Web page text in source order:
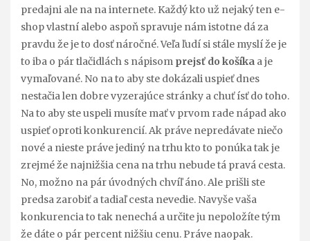
predajni ale na na internete. Každý kto už nejaký ten e-
shop vlastní alebo aspoň spravuje nám istotne dá za
pravdu že je to dosť náročné. Veľa ľudí si stále myslí že je
to iba o pár tlačidlách s nápisom prejsť do košíka a je
vymaľované. No na to aby ste dokázali uspieť dnes
nestačia len dobre vyzerajúce stránky a chuť ísť do toho.
Na to aby ste uspeli musíte mať v prvom rade nápad ako
uspieť oproti konkurencií. Ak práve nepredávate niečo
nové a nieste práve jediný na trhu kto to ponúka tak je
zrejmé že najnižšia cena na trhu nebude tá pravá cesta.
No, možno na pár úvodných chvíľ áno. Ale prišli ste
predsa zarobiť a tadiaľ cesta nevedie. Navyše vaša
konkurencia to tak nenechá a určite ju nepoložíte tým
že dáte o pár percent nižšiu cenu. Práve naopak.